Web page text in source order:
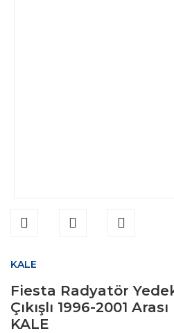
KALE
Fiesta Radyatör
Çıkışlı 1996-2001
KALE